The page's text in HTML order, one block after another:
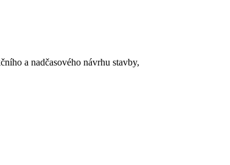
a nadčasového návrhu stavby,